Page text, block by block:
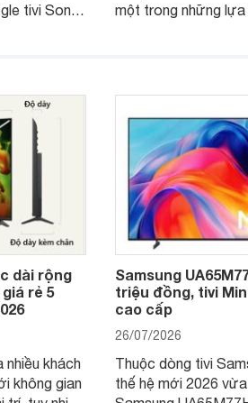
tivi Sony
một trong những lựa
dài rộng
rẻ 5
nhiều khách
không gian
Samsung
triệu đồng, tivi
cao cấp
26/07/2026
Thuộc dòng tivi
thế hệ mới 2026